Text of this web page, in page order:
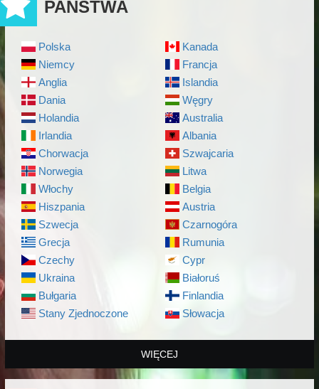
PAŃSTWA
Polska
Niemcy
Anglia
Dania
Holandia
Irlandia
Chorwacja
Norwegia
Włochy
Hiszpania
Szwecja
Grecja
Czechy
Ukraina
Bułgaria
Stany Zjednoczone
Kanada
Francja
Islandia
Węgry
Australia
Albania
Szwajcaria
Litwa
Belgia
Austria
Czarnogóra
Rumunia
Cypr
Białoruś
Finlandia
Słowacja
WIĘCEJ